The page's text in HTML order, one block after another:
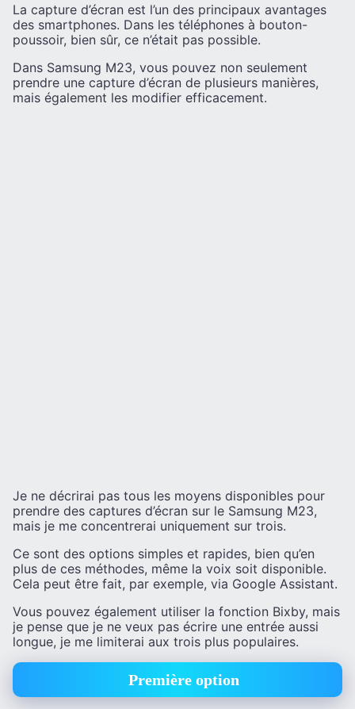
La capture d’écran est l’un des principaux avantages
des smartphones. Dans les téléphones à bouton-
poussoir, bien sûr, ce n’était pas possible.
Dans Samsung M23, vous pouvez non seulement
prendre une capture d’écran de plusieurs manières,
mais également les modifier efficacement.
Je ne décrirai pas tous les moyens disponibles pour
prendre des captures d’écran sur le Samsung M23,
mais je me concentrerai uniquement sur trois.
Ce sont des options simples et rapides, bien qu’en
plus de ces méthodes, même la voix soit disponible.
Cela peut être fait, par exemple, via Google Assistant.
Vous pouvez également utiliser la fonction Bixby, mais
je pense que je ne veux pas écrire une entrée aussi
longue, je me limiterai aux trois plus populaires.
Première option